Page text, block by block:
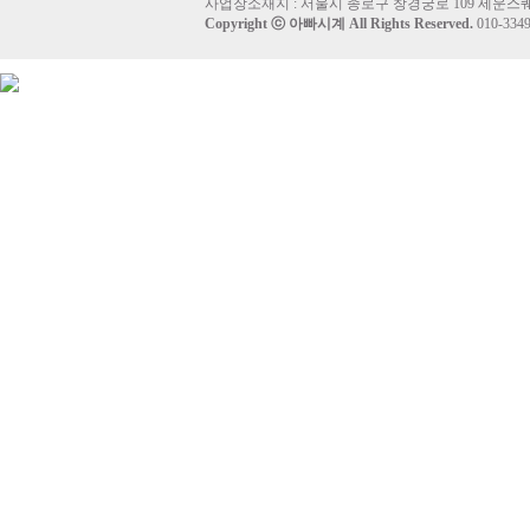
사업장소재지 : 서울시 종로구 창경궁로 109 세운스
Copyright ⓒ 아빠시계 All Rights Reserved. 010-